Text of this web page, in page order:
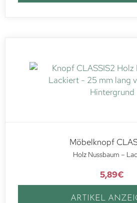
Möbelknopf
Holz Nussbaum –
5,89€
ARTIKEL